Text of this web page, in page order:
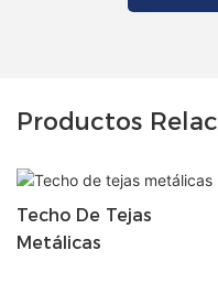
Productos
Techo De Tejas
Metálicas